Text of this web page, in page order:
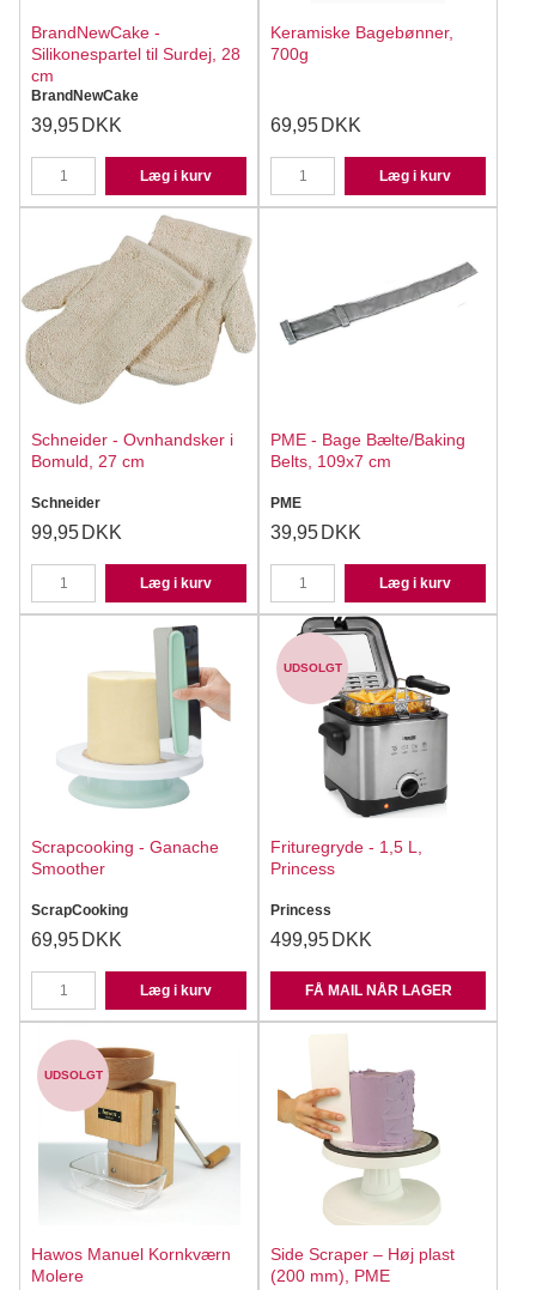
BrandNewCake -
Silikonespartel til Surdej, 28
cm
BrandNewCake
39,95 DKK
Læg i kurv
Keramiske Bagebønner,
700g
69,95 DKK
Læg i kurv
Schneider - Ovnhandsker i
Bomuld, 27 cm
Schneider
99,95 DKK
Læg i kurv
PME - Bage Bælte/Baking
Belts, 109x7 cm
PME
39,95 DKK
Læg i kurv
Scrapcooking - Ganache
Smoother
ScrapCooking
69,95 DKK
Læg i kurv
UDSOLGT
Frituregryde - 1,5 L,
Princess
Princess
499,95 DKK
FÅ MAIL NÅR LAGER
UDSOLGT
Hawos Manuel Kornkværn
Molere
Side Scraper – Høj plast
(200 mm), PME